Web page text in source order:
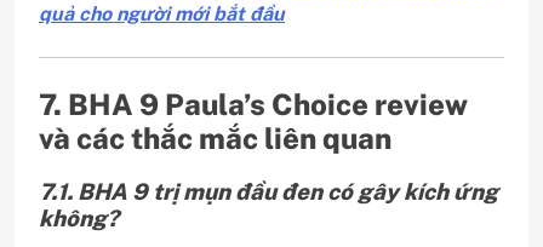
quả cho người mới bắt đầu
7. BHA 9 Paula’s Choice review
và các thắc mắc liên quan
7.1. BHA 9 trị mụn đầu đen có gây kích ứng
không?